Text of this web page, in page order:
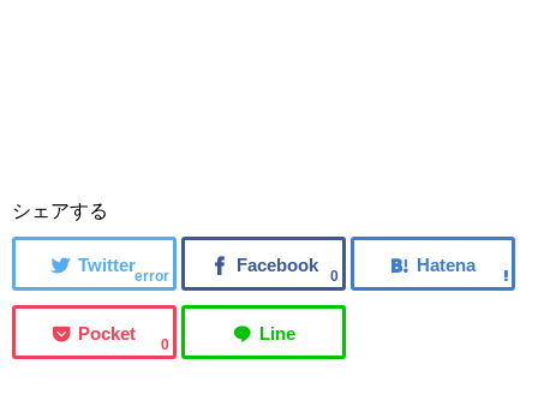
シェアする
error 0
0